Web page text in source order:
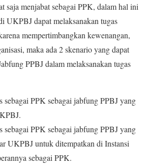
saja menjabat sebagai PPK, dalam hal ini
UKPBJ dapat melaksanakan tugas
mempertimbangkan kewenangan,
maka ada 2 skenario yang dapat
PPBJ dalam melaksanakan tugas
sebagai PPK sebagai jabfung PPBJ yang
sebagai PPK sebagai jabfung PPBJ yang
UKPBJ untuk ditempatkan di Instansi
sebagai PPK.